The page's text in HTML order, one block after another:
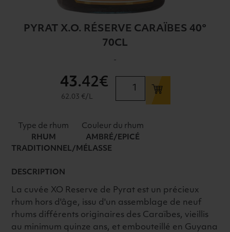
PYRAT X.O. RÉSERVE CARAÏBES 40°
70CL
-
RÉSERVE
43.42€
62.03 €/L
Type de rhum
RHUM
TRADITIONNEL/MÉLASSE
Couleur du rhum
AMBRÉ/EPICÉ
DESCRIPTION
La cuvée XO Reserve de Pyrat est un précieux
rhum hors d'âge, issu d'un assemblage de neuf
rhums différents originaires des Caraïbes, vieillis
au minimum quinze ans, et embouteillé en Guyana